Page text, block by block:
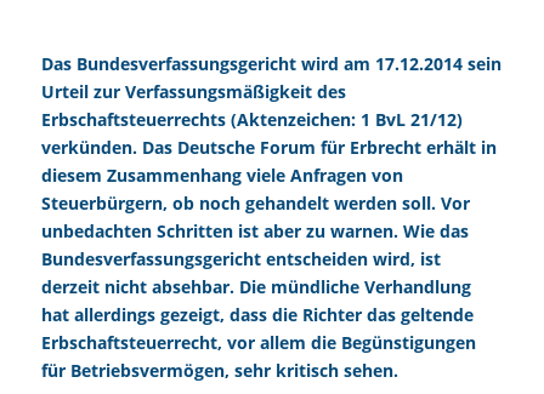
Das Bundesverfassungsgericht wird am 17.12.2014 sein
Urteil zur Verfassungsmäßigkeit des
Erbschaftsteuerrechts (Aktenzeichen: 1 BvL 21/12)
verkünden. Das Deutsche Forum für Erbrechterhält in
diesem Zusammenhang viele Anfragen von
Steuerbürgern, ob noch gehandelt werden soll. Vor
unbedachten Schritten ist aber zu warnen. Wie das
Bundesverfassungsgericht entscheiden wird, ist
derzeit nicht absehbar. Die mündliche Verhandlung
hat allerdings gezeigt, dass die Richter das geltende
Erbschaftsteuerrecht, vor allem die Begünstigungen
für Betriebsvermögen, sehr kritisch sehen.